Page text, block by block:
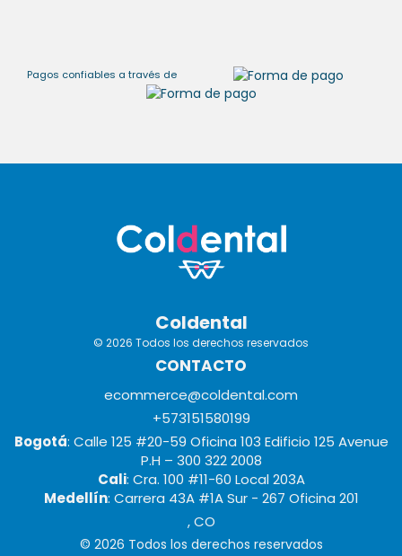
Pagos confiables a través de
Coldental
© 2026 Todos los derechos reservados
CONTACTO
ecommerce@coldental.com
+573151580199
Bogotá: Calle 125 #20-59 Oficina 103 Edificio 125 Avenue
P.H – 300 322 2008
Cali: Cra. 100 #11-60 Local 203A
Medellín: Carrera 43A #1A Sur - 267 Oficina 201
, CO
© 2026 Todos los derechos reservados